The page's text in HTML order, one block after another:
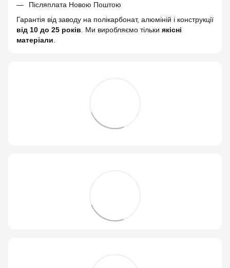
Післяплата Новою Поштою
Гарантія від заводу на полікарбонат, алюміній і конструкції
від 10 до 25 років . Ми виробляємо тільки якісні
матеріали